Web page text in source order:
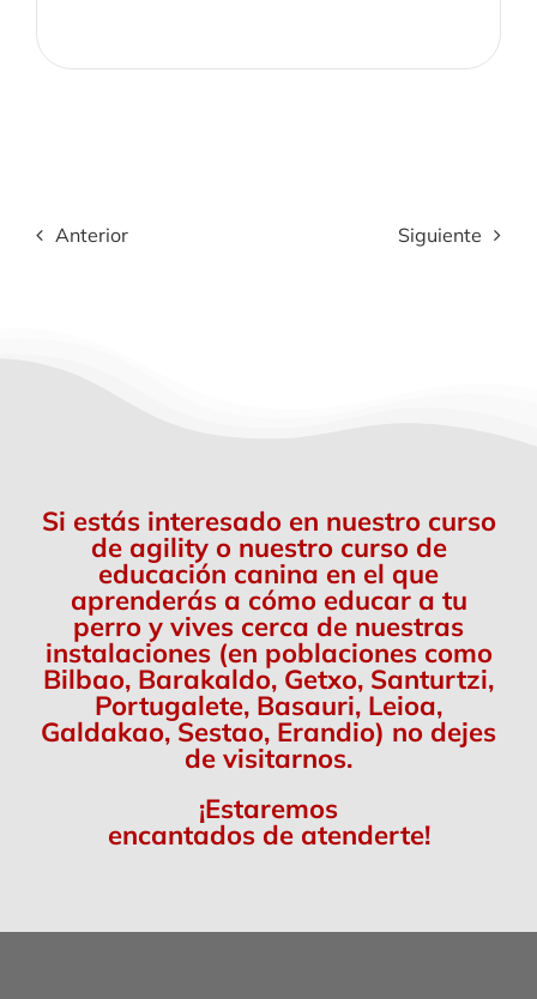
Anterior Siguiente
Si estás interesado en nuestro curso
de agility o nuestro curso de
educación canina en el que
aprenderás a cómo educar a tu
perro y vives cerca de nuestras
instalaciones (en poblaciones como
Bilbao, Barakaldo, Getxo, Santurtzi,
Portugalete, Basauri, Leioa,
Galdakao, Sestao, Erandio) no dejes
de visitarnos.
¡Estaremos
encantados de atenderte!